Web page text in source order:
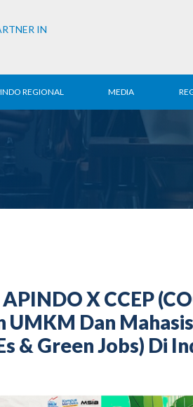
IN
REGIONAL
Regional
MEDIA
Press Conference
X CCEP
Dan
& Green Jobs) Di